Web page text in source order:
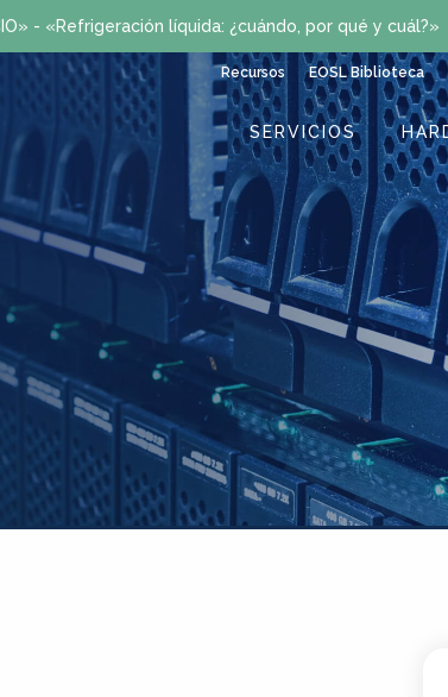
- «Refrigeración líquida: ¿cuándo, por qué y cuál?»
Recursos EOSL Biblioteca
SERVICIOS